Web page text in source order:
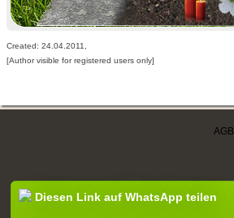
Created: 24.04.2011,
[Author visible for registered users only]
AGB
Diesen Link auf WhatsApp teilen